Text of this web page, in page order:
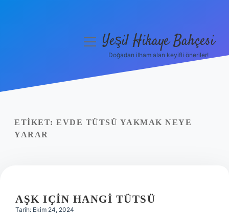
Yasal Uyarı
menüyüYeşil Hikaye Bahçesi
Doğadan ilham alan keyifli öneriler!
ETIKET: EVDE TÜTSÜ YAKMAK NEYE
YARAR
AŞK IÇIN HANGI TÜTSÜ
Tarih: Ekim 24, 2024